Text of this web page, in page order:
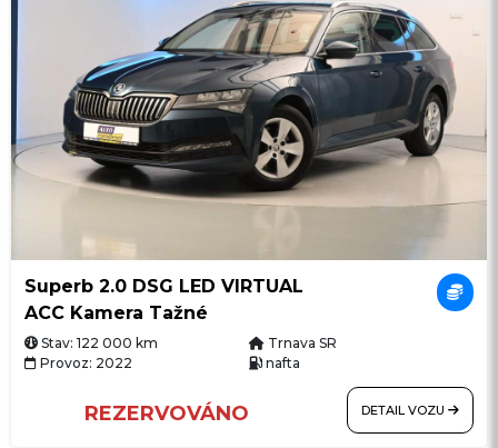
Superb 2.0 DSG LED VIRTUAL
ACC Kamera Tažné
Stav: 122 000 km
Trnava SR
Provoz: 2022
nafta
REZERVOVÁNO DETAIL VOZU